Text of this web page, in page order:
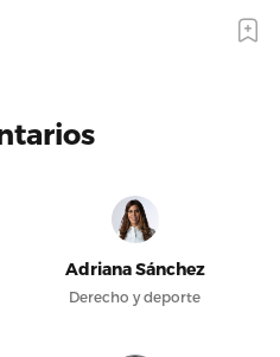
Adriana Sánchez
Derecho y deporte